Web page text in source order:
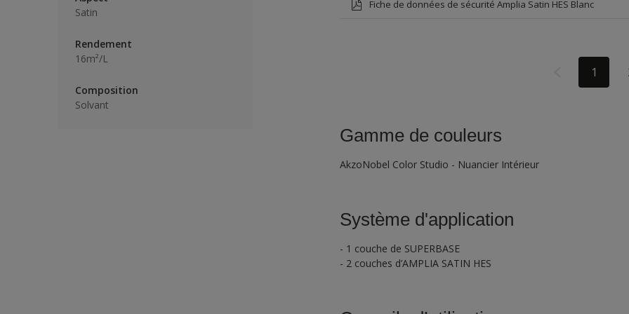
Satin
Rendement
16m²/L
Composition
Solvant
Fiche de données de sécurité Amplia Satin HES Blanc
1
Gamme de couleurs
AkzoNobel Color Studio - Nuancier Intérieur
Système d'application
- 1 couche de SUPERBASE
- 2 couches d’AMPLIA SATIN HES